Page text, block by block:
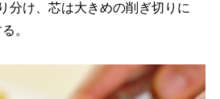
分け、芯は大きめの削ぎ切りに
。